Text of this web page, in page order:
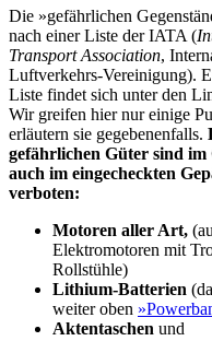
Die »gefährlichen
nach einer Liste der IATA (
Transport Association,
Luftverkehrs-Vereinigung).
Liste findet sich unter den
Wir greifen hier nur einige
erläutern sie gegebenenfalls.
gefährlichen Güter sind im
auch im eingecheckten
verboten:
Motoren aller Art,
Elektromotoren mit
Rollstühle)
Lithium-Batterien
weiter oben
Aktentaschen und